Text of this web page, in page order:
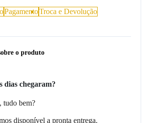
PagamentoTroca e Devolução
o produto
dias chegaram?
tudo bem?
disponível a pronta entrega.